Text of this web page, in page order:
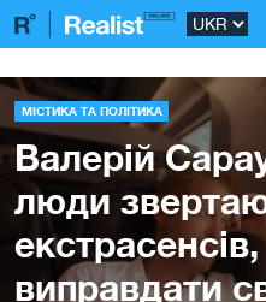
МІСТИКА ТА ПОЛІТИКА
Валерій
люди
виправдати